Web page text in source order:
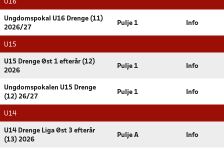
U16
Ungdomspokal U16 Drenge (11)
2026/27
Pulje 1 Info
U15
U15 Drenge Øst 1 efterår (12)
2026
Pulje 1 Info
Ungdomspokalen U15 Drenge
(12) 26/27
Pulje 1 Info
U14
U14 Drenge Liga Øst 3 efterår
(13) 2026
Pulje A Info